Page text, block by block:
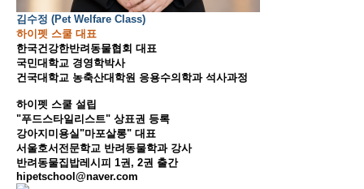
김수정 (Pet Welfare Class)
하이펫 스쿨 대표
한국건강한반려동물협회 대표
국민대학교 경영학박사
건국대학교 농축산대학원 응용수의학과 석사과정
하이펫 스쿨 설립
"푸드스타일리스트" 상표권 등록
강아지미용실"마포살롱" 대표
서울호서전문학교 반려동물학과 강사
반려동물집밥레시피 1권, 2권 출간
hipetschool@naver.com